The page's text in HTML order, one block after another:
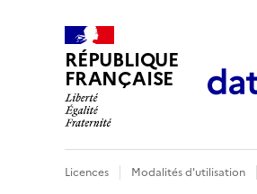
RÉPUBLIQUE
FRANÇAISE
Licences Modalités d'utilisation